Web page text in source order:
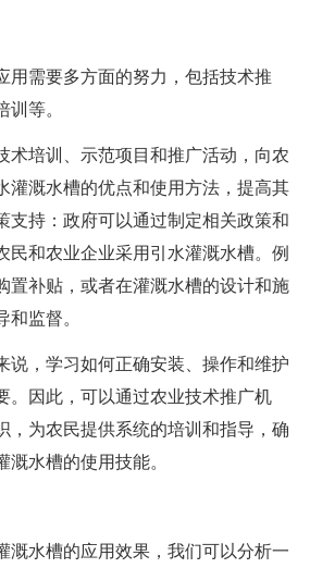
用需要多方面的努力，包括技术推
训等。
术培训、示范项目和推广活动，向农
灌溉水槽的优点和使用方法，提高其
支持：政府可以通过制定相关政策和
民和农业企业采用引水灌溉水槽。例
置补贴，或者在灌溉水槽的设计和施
和监督。
说，学习如何正确安装、操作和维护
。因此，可以通过农业技术推广机
，为农民提供系统的培训和指导，确
溉水槽的使用技能。
溉水槽的应用效果，我们可以分析一